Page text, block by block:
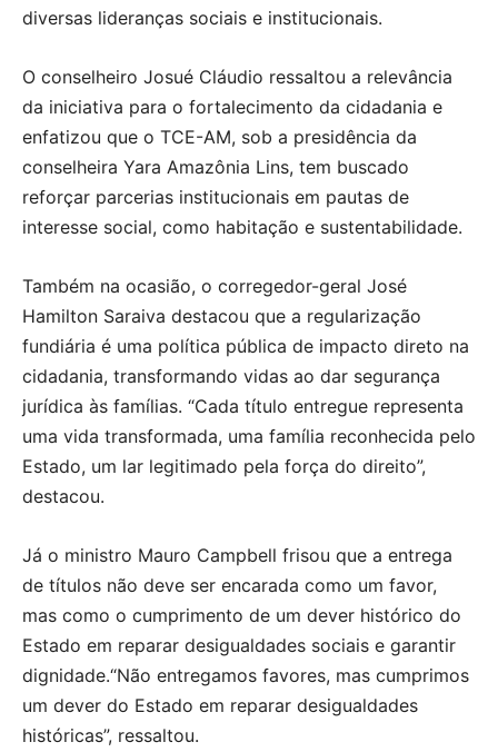
diversas lideranças sociais e institucionais.
O conselheiro Josué Cláudio ressaltou a relevância
da iniciativa para o fortalecimento da cidadania e
enfatizou que o TCE-AM, sob a presidência da
conselheira Yara Amazônia Lins, tem buscado
reforçar parcerias institucionais em pautas de
interesse social, como habitação e sustentabilidade.
Também na ocasião, o corregedor-geral José
Hamilton Saraiva destacou que a regularização
fundiária é uma política pública de impacto direto na
cidadania, transformando vidas ao dar segurança
jurídica às famílias. “Cada título entregue representa
uma vida transformada, uma família reconhecida pelo
Estado, um lar legitimado pela força do direito”,
destacou.
Já o ministro Mauro Campbell frisou que a entrega
de títulos não deve ser encarada como um favor,
mas como o cumprimento de um dever histórico do
Estado em reparar desigualdades sociais e garantir
dignidade.“Não entregamos favores, mas cumprimos
um dever do Estado em reparar desigualdades
históricas”, ressaltou.